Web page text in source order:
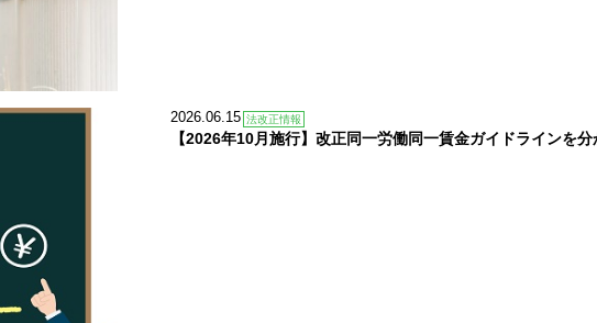
2026.06.15 法改正情報
【2026年10月施行】改正同一労働同一賃金ガイドラインを分